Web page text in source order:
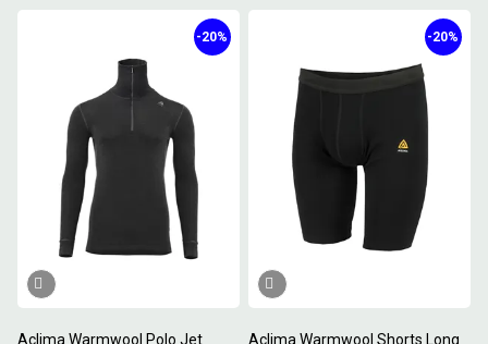
Aclima Warmwool Polo Jet
-20%
Aclima Warmwool Shorts Long
-20%